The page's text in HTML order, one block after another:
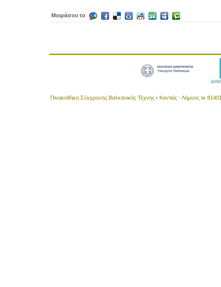
Μοιράσου το
Πινακοθήκη Σύγχρονης Βαλκανικής Τέχνης • Κοντιάς - Λήμνος τκ